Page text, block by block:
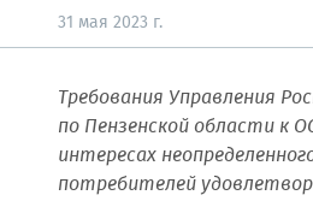
31 мая 2023 г.
Требования Управления
по Пензенской области к
интересах
потребителей